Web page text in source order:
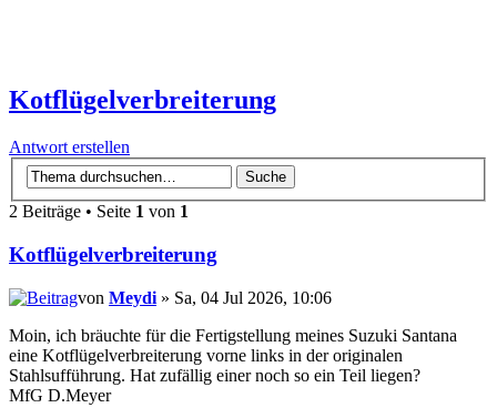
Kotflügelverbreiterung
Antwort erstellen
2 Beiträge • Seite 1 von 1
Kotflügelverbreiterung
von Meydi » Sa, 04 Jul 2026, 10:06
Moin, ich bräuchte für die Fertigstellung meines Suzuki Santana
eine Kotflügelverbreiterung vorne links in der originalen
Stahlsufführung. Hat zufällig einer noch so ein Teil liegen?
MfG D.Meyer